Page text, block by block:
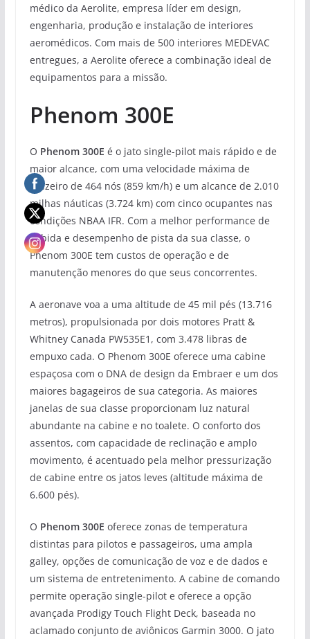
médico da Aerolite, empresa líder em design,
engenharia, produção e instalação de interiores
aeromédicos. Com mais de 500 interiores MEDEVAC
entregues, a Aerolite oferece a combinação ideal de
equipamentos para a missão.
Phenom 300E
O Phenom 300E é o jato single-pilot mais rápido e de
maior alcance, com uma velocidade máxima de
cruzeiro de 464 nós (859 km/h) e um alcance de 2.010
milhas náuticas (3.724 km) com cinco ocupantes nas
condições NBAA IFR. Com a melhor performance de
subida e desempenho de pista da sua classe, o
Phenom 300E tem custos de operação e de
manutenção menores do que seus concorrentes.
A aeronave voa a uma altitude de 45 mil pés (13.716
metros), propulsionada por dois motores Pratt &
Whitney Canada PW535E1, com 3.478 libras de
empuxo cada. O Phenom 300E oferece uma cabine
espaçosa com o DNA de design da Embraer e um dos
maiores bagageiros de sua categoria. As maiores
janelas de sua classe proporcionam luz natural
abundante na cabine e no toalete. O conforto dos
assentos, com capacidade de reclinação e amplo
movimento, é acentuado pela melhor pressurização
de cabine entre os jatos leves (altitude máxima de
6.600 pés).
O Phenom 300E oferece zonas de temperatura
distintas para pilotos e passageiros, uma ampla
galley, opções de comunicação de voz e de dados e
um sistema de entretenimento. A cabine de comando
permite operação single-pilot e oferece a opção
avançada Prodigy Touch Flight Deck, baseada no
aclamado conjunto de aviônicos Garmin 3000. O jato